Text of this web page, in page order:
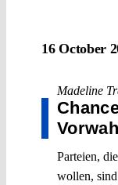
16 October
Madeline
Parteien,
wollen,